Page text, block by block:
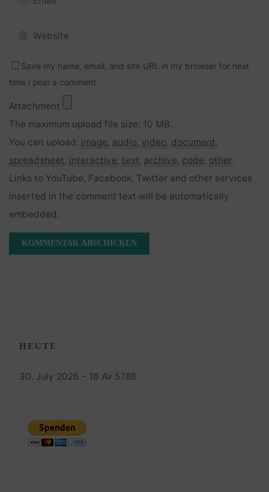
Save my name, email, and site URL in my browser for next
time I post a comment.
Attachment
The maximum upload file size: 10 MB.
You can upload: image, audio, video, document,
spreadsheet, interactive, text, archive, code, other.
Links to YouTube, Facebook, Twitter and other services
inserted in the comment text will be automatically
embedded.
HEUTE
30. July 2026 – 16 Av 5786